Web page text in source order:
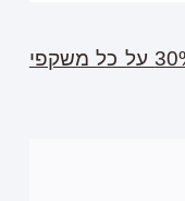
30% על כל משקפי